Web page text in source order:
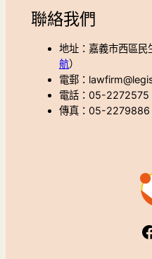
聯絡我們
地址：嘉義市西區
航）
電郵：
電話：05-2272575
傳真：05-2279886